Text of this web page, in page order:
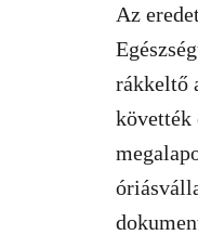
Az
rákkeltő
követték